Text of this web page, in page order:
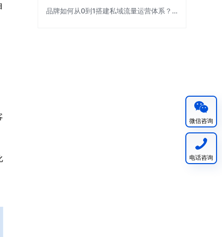
品牌如何从0到1搭建私域流量运营体系？| 艾客SCRM
微信咨询
电话咨询